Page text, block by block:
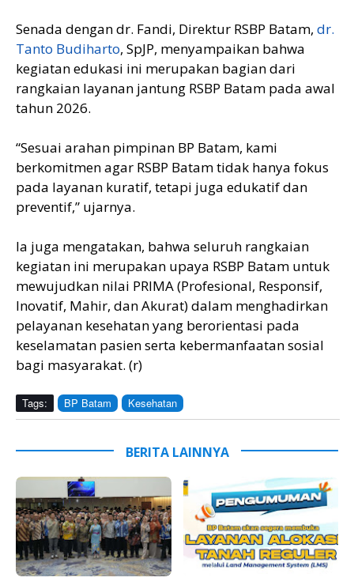
Senada dengan dr. Fandi, Direktur RSBP Batam, dr.
Tanto Budiharto, SpJP, menyampaikan bahwa
kegiatan edukasi ini merupakan bagian dari
rangkaian layanan jantung RSBP Batam pada awal
tahun 2026.
“Sesuai arahan pimpinan BP Batam, kami
berkomitmen agar RSBP Batam tidak hanya fokus
pada layanan kuratif, tetapi juga edukatif dan
preventif,” ujarnya.
Ia juga mengatakan, bahwa seluruh rangkaian
kegiatan ini merupakan upaya RSBP Batam untuk
mewujudkan nilai PRIMA (Profesional, Responsif,
Inovatif, Mahir, dan Akurat) dalam menghadirkan
pelayanan kesehatan yang berorientasi pada
keselamatan pasien serta kebermanfaatan sosial
bagi masyarakat. (r)
Tags: BP Batam Kesehatan
BERITA LAINNYA